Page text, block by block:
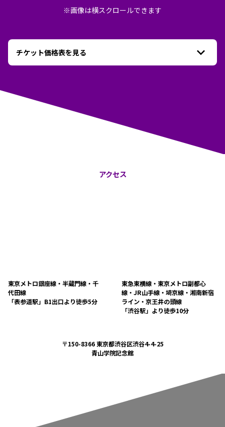
※画像は横スクロールできます
チケット価格表を見る
アクセス
東京メトロ銀座線・半蔵門線・千
代田線
「表参道駅」B1出口より徒歩5分
東急東横線・東京メトロ副都心
線・JR山手線・埼京線・湘南新宿
ライン・京王井の頭線
「渋谷駅」より徒歩10分
〒150-8366 東京都渋谷区渋谷4-4-25
青山学院記念館